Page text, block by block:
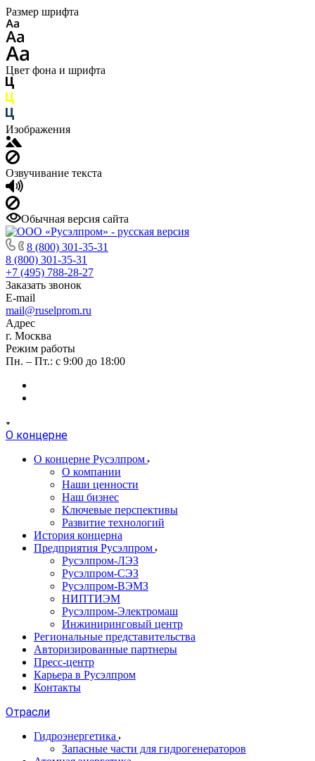
Размер шрифта
Цвет фона и шрифта
Изображения
Озвучивание текста
Обычная версия сайта
8 (800) 301-35-31
8 (800) 301-35-31
+7 (495) 788-28-27
Заказать звонок
E-mail
mail@ruselprom.ru
Адрес
г. Москва
Режим работы
Пн. – Пт.: с 9:00 до 18:00
О концерне
О концерне Русэлпром
О компании
Наши ценности
Наш бизнес
Ключевые перспективы
Развитие технологий
История концерна
Предприятия Русэлпром
Русэлпром-ЛЭЗ
Русэлпром-СЭЗ
Русэлпром-ВЭМЗ
НИПТИЭМ
Русэлпром-Электромаш
Инжиниринговый центр
Региональные представительства
Авторизированные партнеры
Пресс-центр
Карьера в Русэлпром
Контакты
Отрасли
Гидроэнергетика
Запасные части для гидрогенераторов